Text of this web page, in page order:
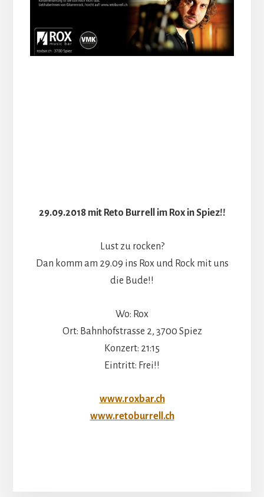
29.09.2018 mit Reto Burrell im Rox in Spiez!!
Lust zu rocken?
Dan komm am 29.09 ins Rox und Rock mit uns
die Bude!!
Wo: Rox
Ort: Bahnhofstrasse 2, 3700 Spiez
Konzert: 21:15
Eintritt: Frei!!
www.roxbar.ch
www.retoburrell.ch